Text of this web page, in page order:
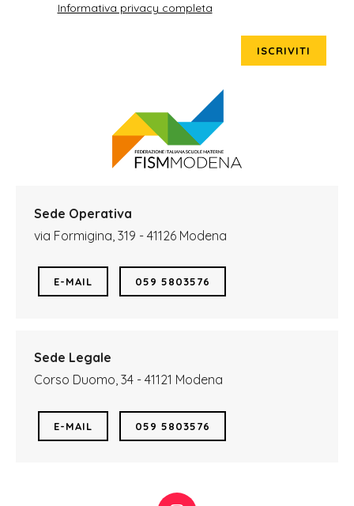
Informativa privacy completa
ISCRIVITI
Sede Operativa
via Formigina, 319 - 41126 Modena
E-MAIL 059 5803576
Sede Legale
Corso Duomo, 34 - 41121 Modena
E-MAIL 059 5803576